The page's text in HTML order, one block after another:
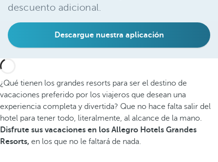
descuento adicional.
Descargue nuestra aplicación
¿Qué tienen los grandes resorts para ser el destino de
vacaciones preferido por los viajeros que desean una
experiencia completa y divertida? Que no hace falta salir del
hotel para tener todo, literalmente, al alcance de la mano.
Disfrute sus vacaciones en los Allegro Hotels Grandes
Resorts, en los que no le faltará de nada.